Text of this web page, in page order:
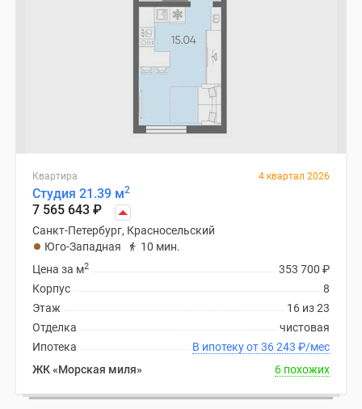
Квартира 4 квартал 2026
Студия 21.39 м2
7 565 643 ₽
Санкт-Петербург, Красносельский
Юго-Западная
10 мин.
353 700 ₽
Цена за м2
8
Корпус
16 из 23
Этаж
чистовая
Отделка
В ипотеку от 36 243 ₽/мес
Ипотека
ЖК «Морская миля»
6 похожих